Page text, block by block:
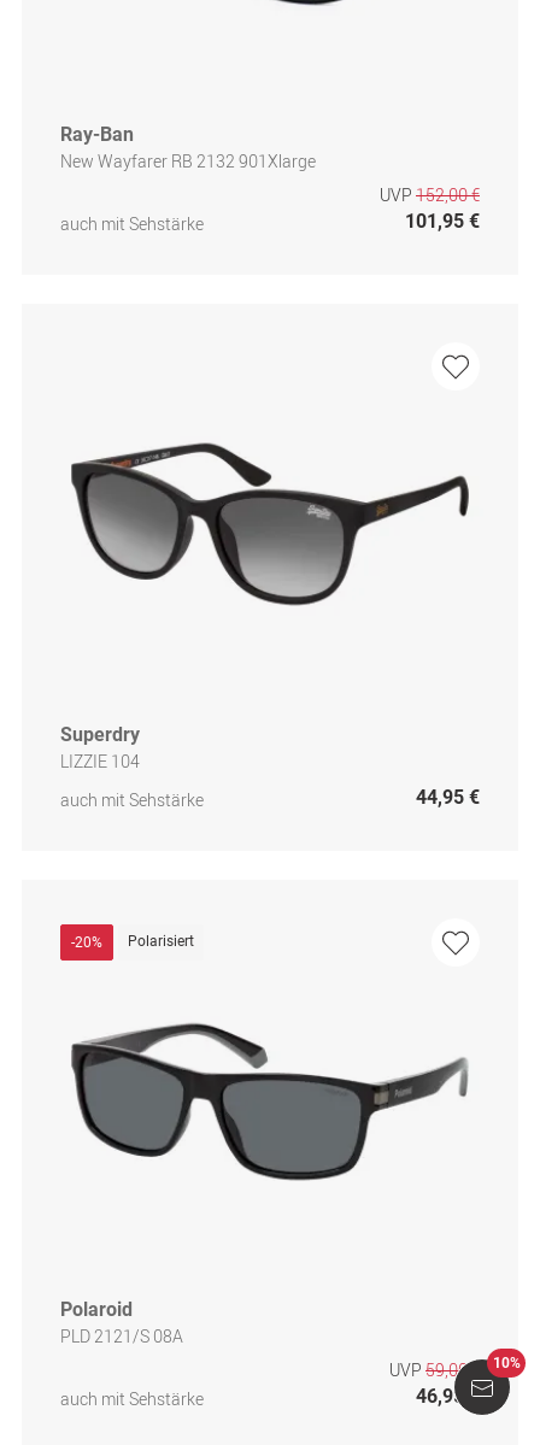
Ray-Ban
New Wayfarer RB 2132 901Xlarge
auch mit Sehstärke
UVP 152,00 €
101,95 €
Superdry
LIZZIE 104
auch mit Sehstärke
44,95 €
-20% Polarisiert
Polaroid
PLD 2121/S 08A
auch mit Sehstärke
UVP 59,00 €
46,95 €
10%